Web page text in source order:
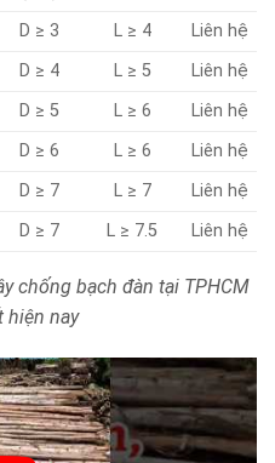
D ≥ 3 L ≥ 4
Liên hệ
D ≥ 4 L ≥ 5
Liên hệ
D ≥ 5 L ≥ 6
Liên hệ
D ≥ 6 L ≥ 6
Liên hệ
D ≥ 7 L ≥ 7
Liên hệ
D ≥ 7 L ≥ 7.5 Liên hệ
chống bạch đàn tại TPHCM
hiện nay